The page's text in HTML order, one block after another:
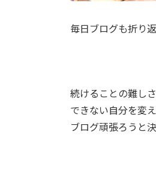
毎日ブログも折り返
続けることの難しさ
できない自分を変
ブログ頑張ろうと